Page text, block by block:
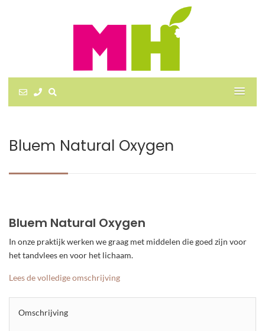
Bluem Natural Oxygen
Bluem Natural Oxygen
In onze praktijk werken we graag met middelen die goed zijn voor
het tandvlees en voor het lichaam.
Lees de volledige omschrijving
Omschrijving